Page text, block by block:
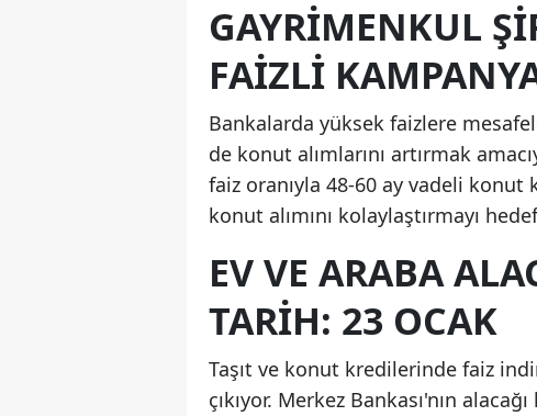
GAYRIMENKUL
FAIZLI
Bankalarda yüksek faizlere
de konut alımlarını artırmak
faiz oranıyla 48-60 ay vadeli
konut alımını kolaylaştırmayı
EV VE ARABA
TARIH: 23 OCAK
Taşıt ve konut kredilerinde faiz
çıkıyor. Merkez Bankası'nın